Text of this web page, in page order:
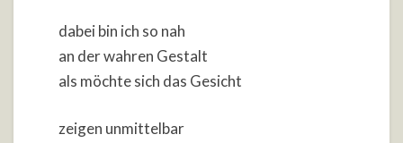
dabei bin ich so nah
an der wahren Gestalt
als möchte sich das Gesicht
zeigen unmittelbar